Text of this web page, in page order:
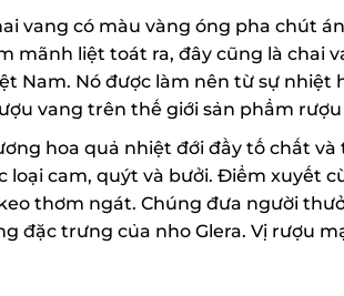
vang có màu vàng óng pha chút
mãnh liệt toát ra, đây cũng là chai
Nam. Nó được làm nên từ sự nhiệt
vang trên thế giới sản phẩm rượu
hoa quả nhiệt đới đầy tố chất và
loại cam, quýt và bưởi. Điểm xuyết
thơm ngát. Chúng đưa người
đặc trưng của nho Glera. Vị rượu